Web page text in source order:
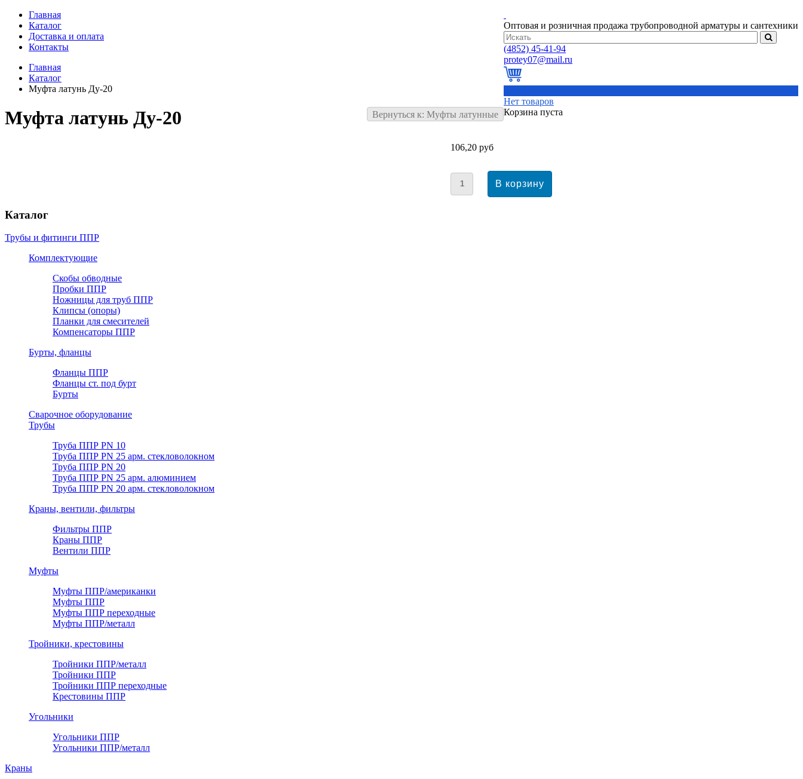
Оптовая и розничная продажа трубопроводной арматуры и сантехники
(4852) 45-41-94
Нет товаров
Корзина пуста
Главная
Каталог
Доставка и оплата
Контакты
Главная
Каталог
Муфта латунь Ду-20
Вернуться к: Муфты латунные
Муфта латунь Ду-20
106,20 руб
Каталог
Трубы и фитинги ППР
Комплектующие
Скобы обводные
Пробки ППР
Ножницы для труб ППР
Клипсы (опоры)
Планки для смесителей
Компенсаторы ППР
Бурты, фланцы
Фланцы ППР
Фланцы ст. под бурт
Бурты
Сварочное оборудование
Трубы
Труба ППР PN 10
Труба ППР PN 25 арм. стекловолокном
Труба ППР PN 20
Труба ППР PN 25 арм. алюминием
Труба ППР PN 20 арм. стекловолокном
Краны, вентили, фильтры
Фильтры ППР
Краны ППР
Вентили ППР
Муфты
Муфты ППР/американки
Муфты ППР
Муфты ППР переходные
Муфты ППР/металл
Тройники, крестовины
Тройники ППР/металл
Тройники ППР
Тройники ППР переходные
Крестовины ППР
Угольники
Угольники ППР
Угольники ППР/металл
Краны